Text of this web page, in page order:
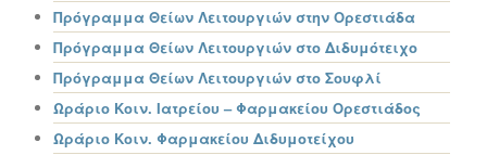
Πρόγραμμα Θείων Λειτουργιών στην Ορεστιάδα
Πρόγραμμα Θείων Λειτουργιών στο Διδυμότειχο
Πρόγραμμα Θείων Λειτουργιών στο Σουφλί
Ωράριο Κοιν. Ιατρείου – Φαρμακείου Ορεστιάδος
Ωράριο Κοιν. Φαρμακείου Διδυμοτείχου